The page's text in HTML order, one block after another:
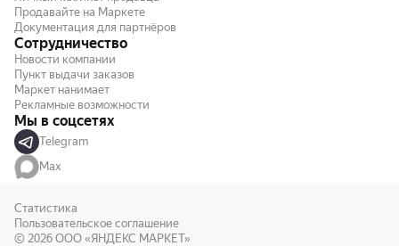
Продавайте на Маркете
Документация для партнёров
Сотрудничество
Новости компании
Пункт выдачи заказов
Маркет нанимает
Рекламные возможности
Мы в соцсетях
Telegram
Max
Статистика
Пользовательское соглашение
© 2026 ООО «ЯНДЕКС МАРКЕТ»